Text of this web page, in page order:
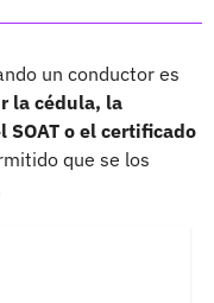
un conductor es
la cédula, la
o el certificado
que se los